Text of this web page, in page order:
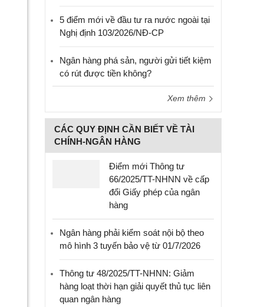
5 điểm mới về đầu tư ra nước ngoài tại
Nghị định 103/2026/NĐ-CP
Ngân hàng phá sản, người gửi tiết kiệm
có rút được tiền không?
Xem thêm
CÁC QUY ĐỊNH CẦN BIẾT VỀ TÀI
CHÍNH-NGÂN HÀNG
Điểm mới Thông tư
66/2025/TT-NHNN về cấp
đổi Giấy phép của ngân
hàng
Ngân hàng phải kiểm soát nội bộ theo
mô hình 3 tuyến bảo vệ từ 01/7/2026
Thông tư 48/2025/TT-NHNN: Giảm
hàng loạt thời hạn giải quyết thủ tục liên
quan ngân hàng